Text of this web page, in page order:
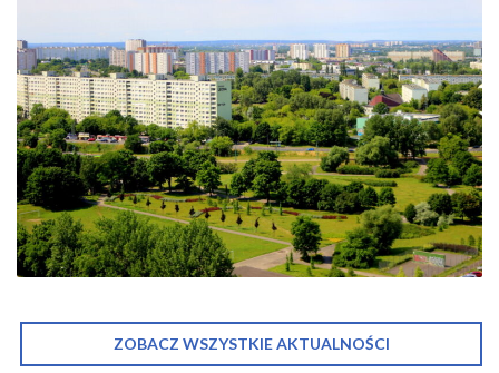
ZOBACZ WSZYSTKIE AKTUALNOŚCI